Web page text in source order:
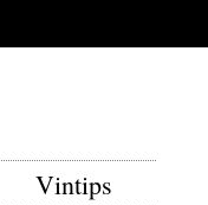
Vintips